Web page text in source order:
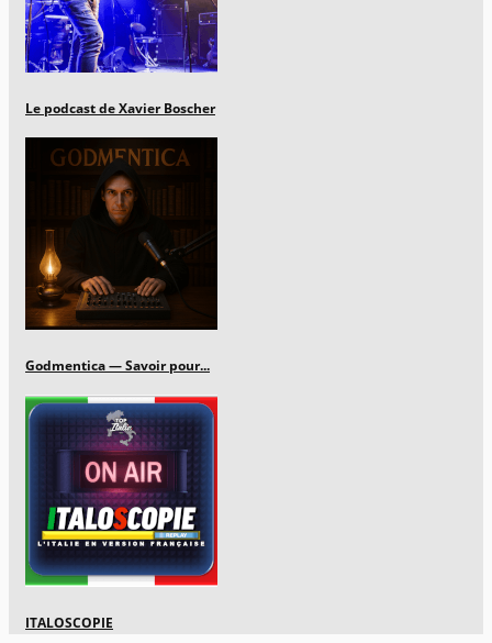
Le podcast de Xavier Boscher
Godmentica — Savoir pour...
ITALOSCOPIE